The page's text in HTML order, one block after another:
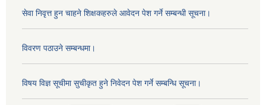
सेवा निवृत्त हुन चाहने शिक्षकहरुले आवेदन पेश गर्ने सम्बन्धी सूचना।
विवरण पठाउने सम्बन्धमा।
विषय विज्ञ सूचीमा सुचीकृत हुने निवेदन पेश गर्ने सम्बन्धि सूचना।